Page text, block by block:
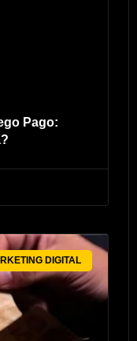
Pago:
DIGITAL